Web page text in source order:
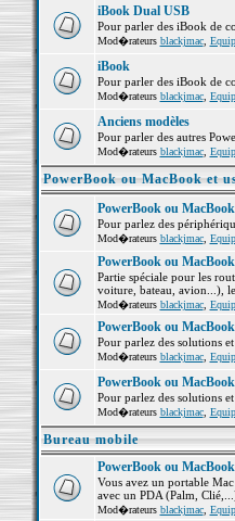
iBook Dual USB
Pour parler des iBook de
Mod�rateurs blackjmac,
iBook
Pour parler des iBook de
Mod�rateurs blackjmac,
Anciens modèles
Pour parler des autres
Mod�rateurs blackjmac,
PowerBook ou MacBook et
PowerBook ou
Pour parlez des
Mod�rateurs blackjmac,
PowerBook ou
Partie spéciale pour les
voiture, bateau, avion...),
Mod�rateurs blackjmac,
PowerBook ou
Pour parlez des solutions
Mod�rateurs blackjmac,
PowerBook ou
Pour parlez des solutions
Mod�rateurs blackjmac,
Bureau mobile
PowerBook ou
Vous avez un portable
avec un PDA (Palm,
Mod�rateurs blackjmac,